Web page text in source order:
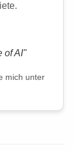
of AI"
mich unter